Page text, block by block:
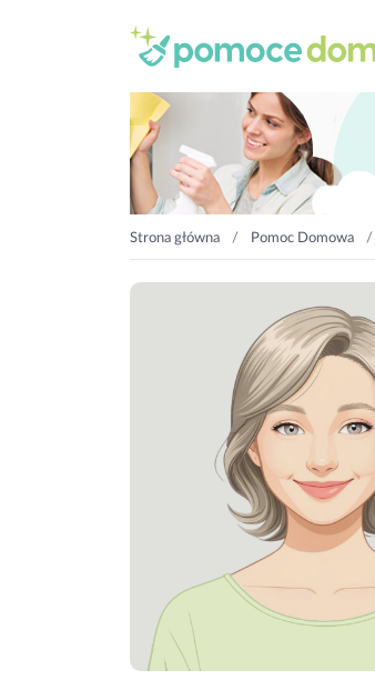
Strona główna Pomoc Domowa